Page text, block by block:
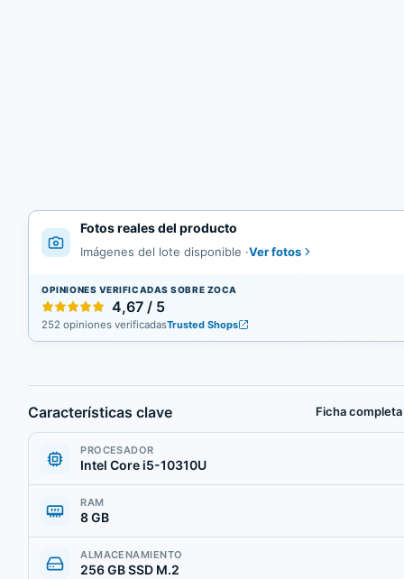
Fotos reales del producto
Imágenes del lote disponible ·Ver fotos
OPINIONES VERIFICADAS SOBRE ZOCA
4,67 / 5
252 opiniones verificadasTrusted Shops
Características clave Ficha completa
PROCESADOR
Intel Core i5-10310U
RAM
8 GB
ALMACENAMIENTO
256 GB SSD M.2